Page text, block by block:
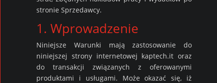
stronie Sprzedawcy.
1. Wprowadzenie
Niniejsze Warunki mają zastosowanie do
niniejszej strony internetowej kaptech.it oraz
do transakcji związanych z oferowanymi
produktami i usługami. Może okazać się, iż